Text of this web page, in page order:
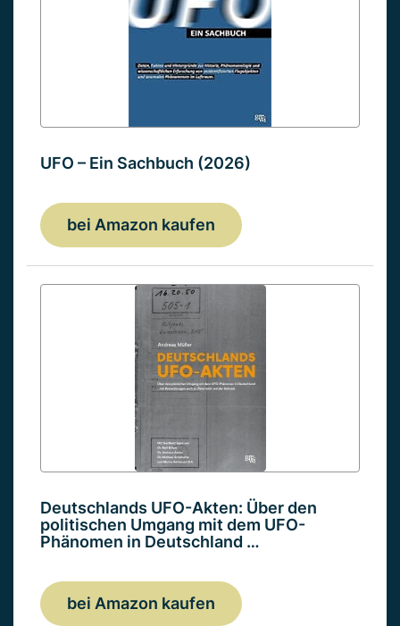
UFO – Ein Sachbuch (2026)
bei Amazon kaufen
Deutschlands UFO-Akten: Über den
politischen Umgang mit dem UFO-
Phänomen in Deutschland …
bei Amazon kaufen